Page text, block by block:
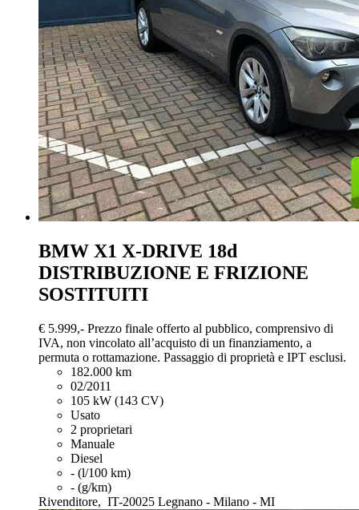
BMW X1 X-DRIVE 18d
DISTRIBUZIONE E FRIZIONE
SOSTITUITI
€ 5.999,- Prezzo finale offerto al pubblico, comprensivo di
IVA, non vincolato all’acquisto di un finanziamento, a
permuta o rottamazione. Passaggio di proprietà e IPT esclusi.
182.000 km
02/2011
105 kW (143 CV)
Usato
2 proprietari
Manuale
Diesel
- (l/100 km)
- (g/km)
Rivenditore, IT-20025 Legnano - Milano - MI